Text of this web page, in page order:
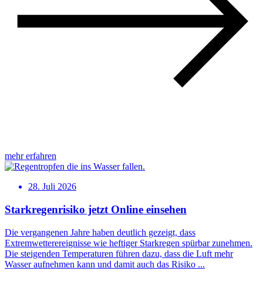
mehr erfahren
28. Juli 2026
Starkregenrisiko jetzt Online einsehen
Die vergangenen Jahre haben deutlich gezeigt, dass
Extremwetterereignisse wie heftiger Starkregen spürbar zunehmen.
Die steigenden Temperaturen führen dazu, dass die Luft mehr
Wasser aufnehmen kann und damit auch das Risiko ...